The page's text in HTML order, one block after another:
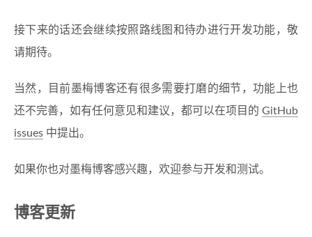
接下来的话还会继续按照路线图和待办进行开发功能，敬
请期待。
当然，目前墨梅博客还有很多需要打磨的细节，功能上也
还不完善，如有任何意见和建议，都可以在项目的 GitHub
issues 中提出。
如果你也对墨梅博客感兴趣，欢迎参与开发和测试。
博客更新